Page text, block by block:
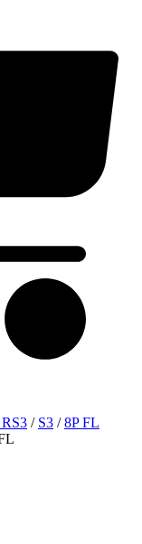
/ S3 /8P FL